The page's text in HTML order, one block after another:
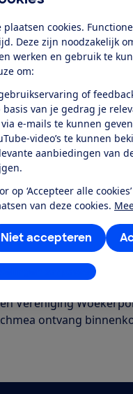
plaatsen cookies.
Deze zijn noodzakelijk
werken en gebruik te
om:
of
basis van je gedrag je
e-mails te kunnen
video’s te kunnen
aanbiedingen van
op ‘Accepteer alle
van deze cookies.
Niet accepteren
aanpassen
op de
directeur
opgeroepen om in
die het in het
wil afhandelen.
consumenten.
Vereniging
ontvang